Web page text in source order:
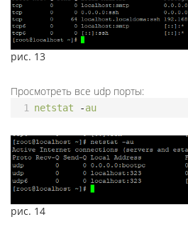
рис. 13
Просмотреть все udp порты:
1 netstat -au
рис. 14